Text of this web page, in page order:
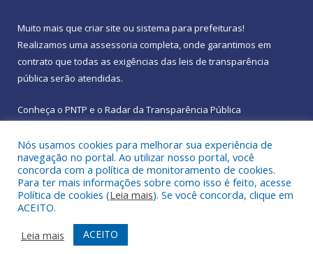
Muito mais que criar site ou sistema para prefeituras!
Realizamos uma assessoria completa, onde garantimos em
contrato que todas as exigências das leis de transparência
pública serão atendidas.
Conheça o PNTP e o Radar da Transparência Pública
Todos os direitos reservados a Prefeitura Municipal de
Rebouças.
Acessar Área Administrativa
Acessar Webmail
Nós usamos cookies para melhorar sua experiência de
navegação no portal. Ao utilizar nosso portal, você
concorda com a política de monitoramento de cookies.
Para ter mais informações sobre como isso é feito, acesse
Política de cookies (Leia mais). Se você concorda, clique em
ACEITO.
Leia mais
ACEITO